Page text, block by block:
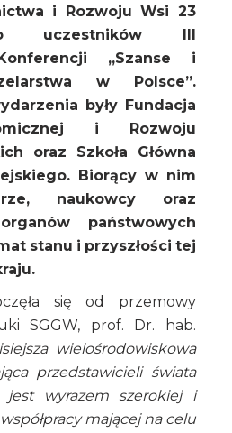
i Rozwoju Wsi 23
uczestników III
„Szanse i
w Polsce”.
były Fundacja
i Rozwoju
oraz Szkoła Główna
Biorący w nim
naukowcy oraz
państwowych
stanu i przyszłości tej
się od przemowy
SGGW, prof. Dr. hab.
wielośrodowiskowa
przedstawicieli świata
wyrazem szerokiej i
mającej na celu